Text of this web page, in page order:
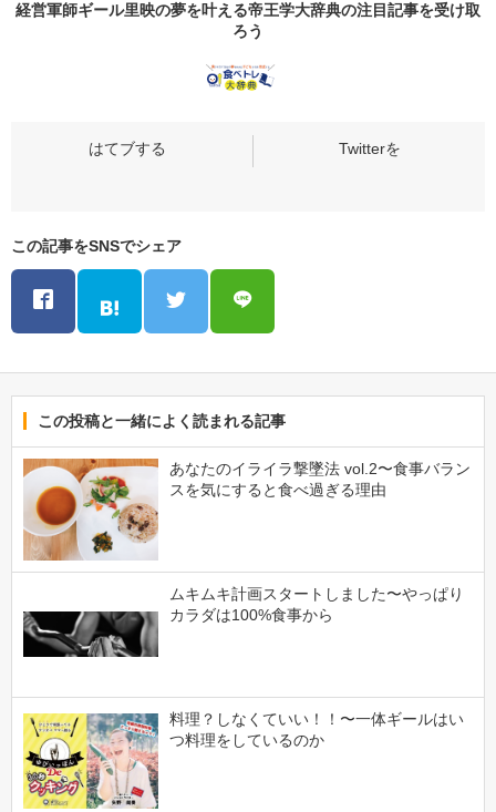
経営軍師ギール里映の夢を叶える帝王学大辞典の注目記事を受け取
ろう
この記事をSNSでシェア
この投稿と一緒によく読まれる記事
あなたのイライラ撃墜法 vol.2〜食事バラン
スを気にすると食べ過ぎる理由
ムキムキ計画スタートしました〜やっぱり
カラダは100%食事から
料理？しなくていい！！〜一体ギールはい
つ料理をしているのか